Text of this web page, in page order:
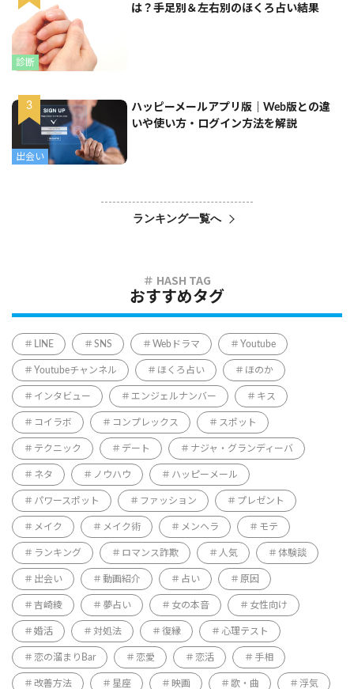
診断
は？手足別＆左右別のほくろ占い結果
出会い
ハッピーメールアプリ版｜Web版との違
いや使い方・ログイン方法を解説
ランキング一覧へ
おすすめタグ
LINE SNS Webドラマ Youtube
Youtubeチャンネル ほくろ占い ほのか
インタビュー エンジェルナンバー キス
コイラボ コンプレックス スポット
テクニック デート ナジャ・グランディーバ
ネタ ノウハウ ハッピーメール
パワースポット ファッション プレゼント
メイク メイク術 メンヘラ モテ
ランキング ロマンス詐欺 人気 体験談
出会い 動画紹介 占い 原因
吉崎綾 夢占い 女の本音 女性向け
婚活 対処法 復縁 心理テスト
恋の溜まりBar 恋愛 恋活 手相
改善方法 星座 映画 歌・曲 浮気